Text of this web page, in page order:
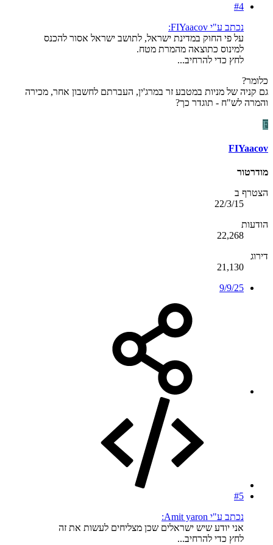
#4
נכתב ע"י FIYaacov:
על פי החוק במדינת ישראל, לתושב ישראל אסור להכנס
למינוס כתוצאה מהמרת מטח.
לחץ כדי להרחיב...
כלומר?
גם קניה של מניות במטבע זר במרג'ין, העברתם לחשבון אחר, מכירה
והמרה לש"ח - תוגדר כך?
F
FIYaacov
מודרטור
הצטרף ב
22/3/15
הודעות
22,268
דירוג
21,130
9/9/25
#5
נכתב ע"י Amit yaron:
אני יודע שיש ישראלים שכן מצליחים לעשות את זה
לחץ כדי להרחיב...